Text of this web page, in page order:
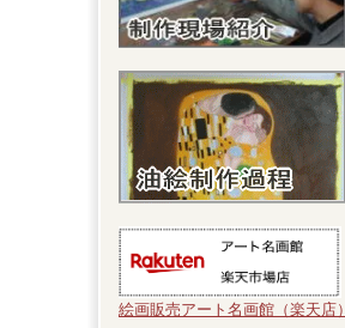
絵画販売アート名画館（楽天店）